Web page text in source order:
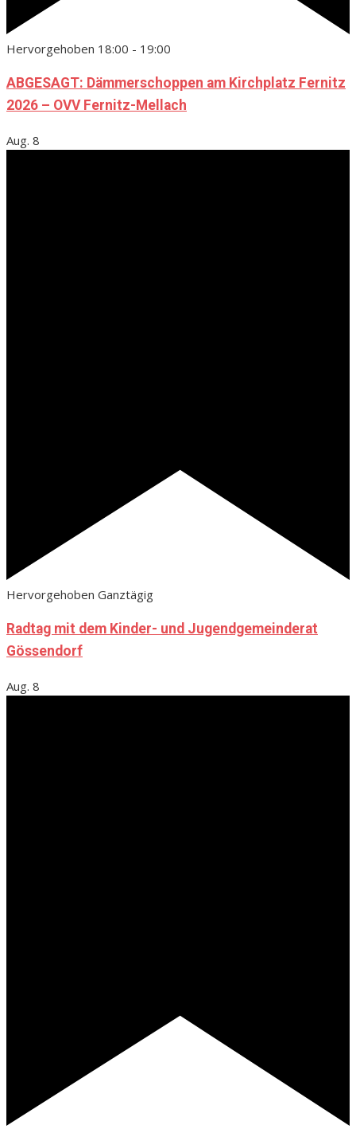
Hervorgehoben 18:00 - 19:00
ABGESAGT: Dämmerschoppen am Kirchplatz Fernitz
2026 – OVV Fernitz-Mellach
Aug. 8
Hervorgehoben Ganztägig
Radtag mit dem Kinder- und Jugendgemeinderat
Gössendorf
Aug. 8